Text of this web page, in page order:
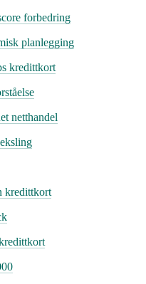
forbedring
planlegging
kredittkort
netthandel
kredittkort